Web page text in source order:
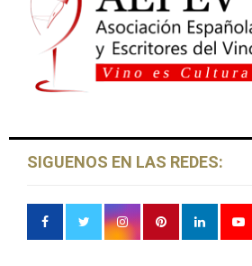
SIGUENOS EN LAS REDES: